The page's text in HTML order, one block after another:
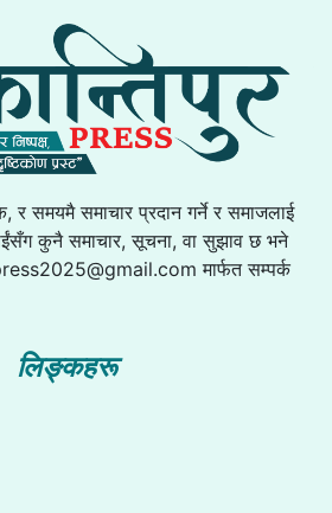
र समयमै समाचार प्रदान गर्ने र समाजलाई
कुनै समाचार, सूचना, वा सुझाव छ भने
मार्फत सम्पर्क
लिङ्कहरू